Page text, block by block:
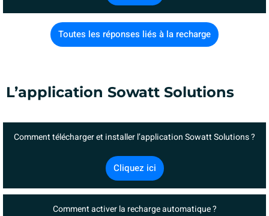
Toutes les réponses liés à la recharge
L’application Sowatt Solutions
Comment télécharger et installer l’application Sowatt Solutions ?
Cliquez ici
Comment activer la recharge automatique ?